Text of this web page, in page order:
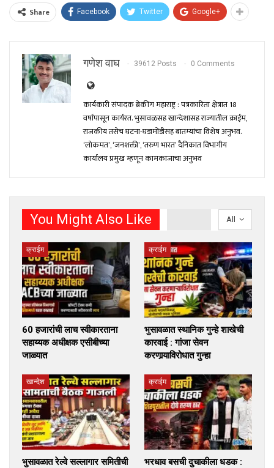
Share Facebook Twitter Google+
गणेश वाघ 39612 Posts 0 Comments
कार्यकारी संपादक ब्रेकींग महाराष्ट्र : पत्रकारिता क्षेत्रात 18
वर्षांपासून कार्यरत. भुसावळसह खान्देशासह राज्यातील क्राईम,
राजकीय तसेच घटना-घडामोंडीसह बातम्यांचा विशेष अनुभव.
‘लोकमत’, ‘जनशक्ती’, ‘तरुण भारत’ दैनिकात विभागीय
कार्यालय प्रमुख म्हणून कामकाजाचा अनुभव
All
You Might Also Like
क्राईम
60 हजारांची लाच स्वीकारताना
सहाय्यक अधीक्षक एसीबीच्या
जाळ्यात
क्राईम
भुसावळात स्थानिक गुन्हे शाखेची
कारवाई : गांजा सेवन
करणार्‍याविरोधात गुन्हा
खान्देश
भुसावळात रेल्वे सल्लागार समितीची
क्राईम
भरधाव बसची दुचाकीला धडक :